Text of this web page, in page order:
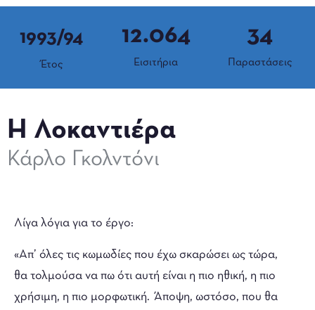
1993/94
Έτος Εισιτήρια
12.064
Παραστάσεις
34
Η Λοκαντιέρα
Κάρλο Γκολντόνι
Λίγα λόγια για το έργο:
«Απ’ όλες τις κωμωδίες που έχω σκαρώσει ως τώρα,
θα τολμούσα να πω ότι αυτή είναι η πιο ηθική, η πιο
χρήσιμη, η πιο μορφωτική. Άποψη, ωστόσο, που θα